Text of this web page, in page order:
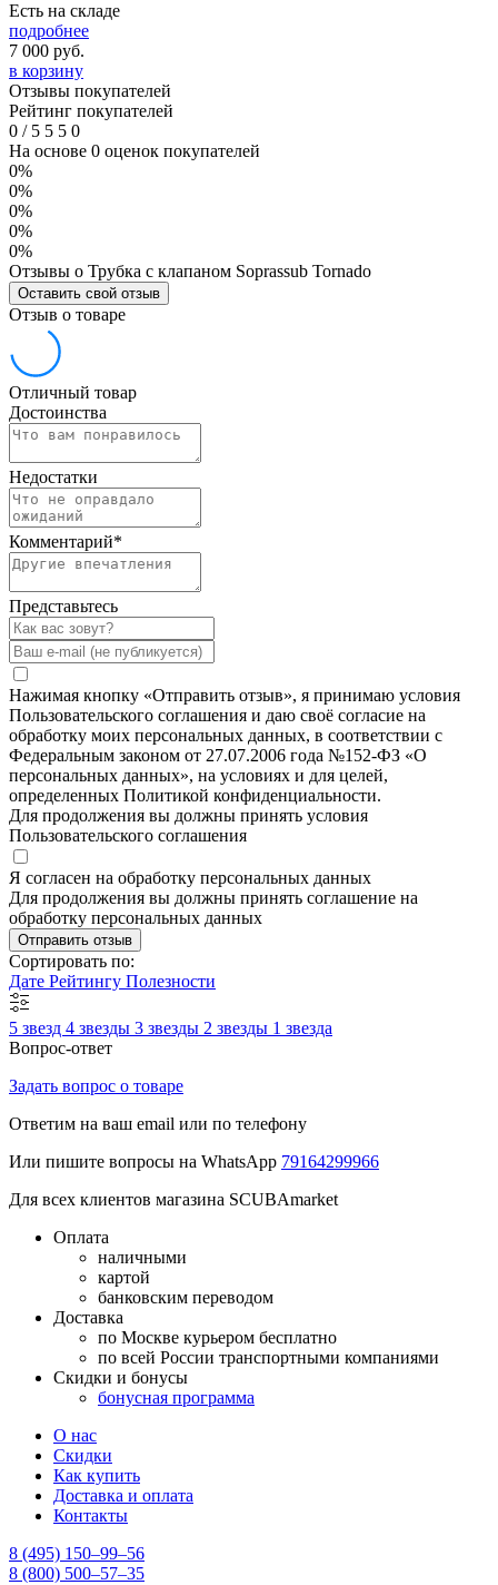
Есть на складе
подробнее
7 000 руб.
в корзину
Отзывы покупателей
Рейтинг покупателей
0 /5 5 5 0
На основе 0 оценок покупателей
0%
0%
0%
0%
0%
Отзывы о Трубка с клапаном Soprassub Tornado
Оставить свой отзыв
Отзыв о товаре
Отличный товар
Достоинства
Недостатки
Комментарий*
Представьтесь
Нажимая кнопку «Отправить отзыв», я принимаю условия
Пользовательского соглашения и даю своё согласие на
обработку моих персональных данных, в соответствии с
Федеральным законом от 27.07.2006 года №152-ФЗ «О
персональных данных», на условиях и для целей,
определенных Политикой конфиденциальности.
Для продолжения вы должны принять условия
Пользовательского соглашения
Я согласен на обработку персональных данных
Для продолжения вы должны принять соглашение на
обработку персональных данных
Отправить отзыв
Сортировать по:
Дате Рейтингу Полезности
5 звезд 4 звезды 3 звезды 2 звезды 1 звезда
Вопрос-ответ
Задать вопрос о товаре
Ответим на ваш email или по телефону
Или пишите вопросы на WhatsApp 79164299966
Для всех клиентов магазина SCUBAmarket
Оплата
наличными
картой
банковским переводом
Доставка
по Москве курьером бесплатно
по всей России транспортными компаниями
Скидки и бонусы
бонусная программа
О нас
Скидки
Как купить
Доставка и оплата
Контакты
8 (495) 150–99–56
8 (800) 500–57–35